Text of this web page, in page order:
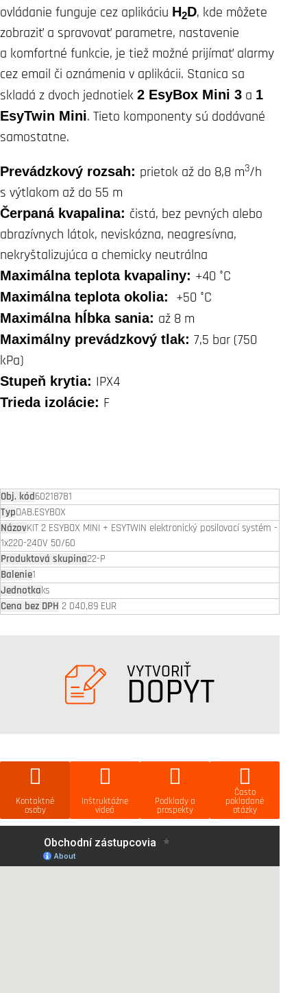
ovládanie funguje cez aplikáciu H2D, kde môžete
zobraziť a spravovať parametre, nastavenie
a komfortné funkcie, je tiež možné prijímať alarmy
cez email či oznámenia v aplikácii. Stanica sa
skladá z dvoch jednotiek 2 EsyBox Mini 3 a 1
EsyTwin Mini. Tieto komponenty sú dodávané
samostatne.
Prevádzkový rozsah: prietok až do 8,8 m3/h
s výtlakom až do 55 m
Čerpaná kvapalina: čistá, bez pevných alebo
abrazívnych látok, neviskózna, neagresívna,
nekryštalizujúca a chemicky neutrálna
Maximálna teplota kvapaliny: +40 °C
Maximálna teplota okolia: +50 °C
Maximálna hĺbka sania: až 8 m
Maximálny prevádzkový tlak: 7,5 bar (750
kPa)
Stupeň krytia: IPX4
Trieda izolácie: F
60218781
DAB.ESYBOX
KIT 2 ESYBOX MINI + ESYTWIN elektronický posilovací systém -
1x220-240V 50/60
22-P
1
ks
2 040,89 EUR
VYTVORIŤ
DOPYT
Kontaktné
osoby
Inštruktážne
videá
Podklady a
prospekty
Často
pokladané
otázky